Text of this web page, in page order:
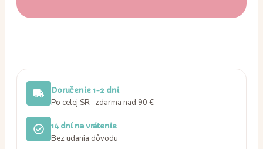
Doručenie 1-2 dni
Po celej SR · zdarma nad 90 €
14 dní na vrátenie
Bez udania dôvodu